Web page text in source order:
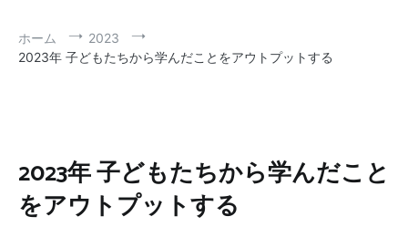
ホーム
2023
2023年 子どもたちから学んだことをアウトプットする
2023年 子どもたちから学んだこと
をアウトプットする